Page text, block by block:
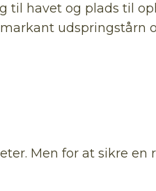
havet og plads til
Men for at sikre